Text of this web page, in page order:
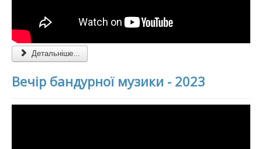
Детальніше...
Вечір бандурної музики - 2023